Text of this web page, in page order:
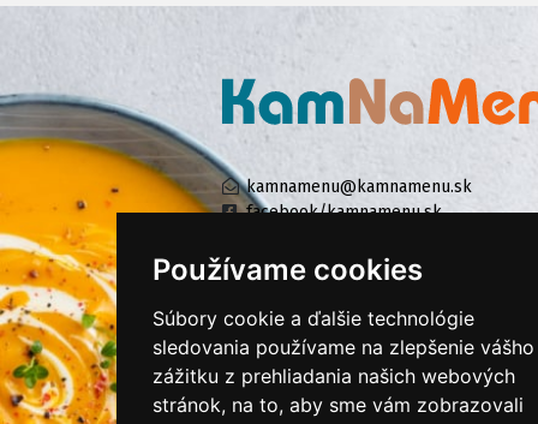
Používame cookies
Súbory cookie a ďalšie technológie
sledovania používame na zlepšenie vášho
zážitku z prehliadania našich webových
stránok, na to, aby sme vám zobrazovali
kamnamenu@kamnamenu.sk
facebook/kamnamenu.sk
KONTAKTUJTE NÁS
PRIHLÁSIŤ SA DO ZÁKAZNÍCKEJ ZÓNY